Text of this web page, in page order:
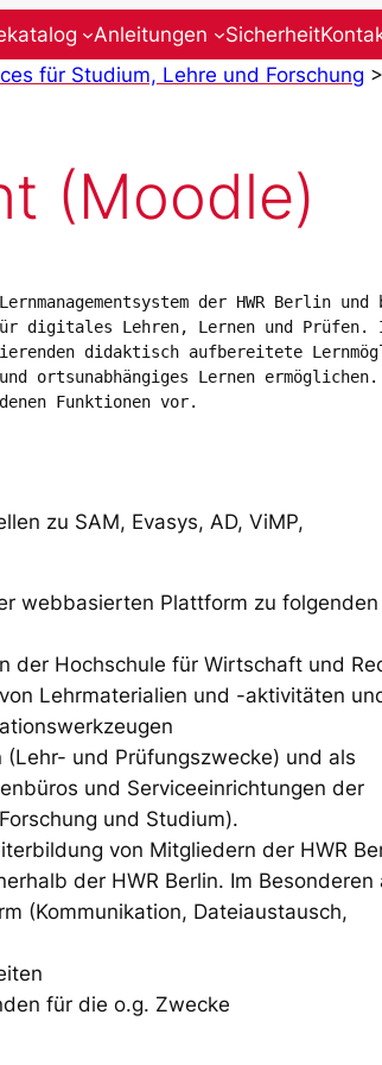
Anleitungen Sicherheit
für Studium, Lehre und Forschung >
(Moodle)
der HWR Berlin
digitales Lehren, Lernen und Prüfen.
didaktisch aufbereitete
ortsunabhängiges Lernen
Funktionen vor.
zu SAM, Evasys, AD, ViMP,
webbasierten Plattform zu folgenden
der Hochschule für Wirtschaft und
Lehrmaterialien und -aktivitäten
und Prüfungszwecke) und als
und Serviceeinrichtungen der
und Studium).
von Mitgliedern der HWR
der HWR Berlin. Im Besonderen
(Kommunikation, Dateiaustausch,
für die o.g. Zwecke